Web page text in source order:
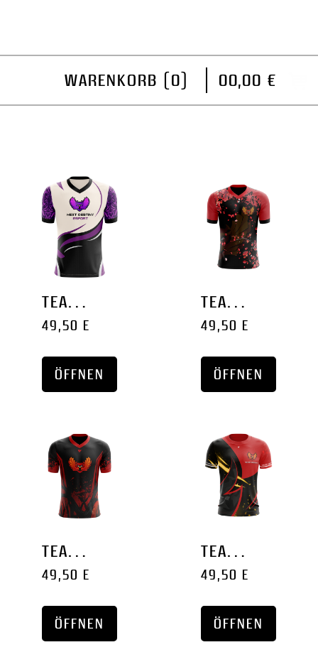
WARENKORB (0) 00,00 €
TEAM JERSEY '2026'
49,50 EURO
ÖFFNEN
TEAM JERSEY '2025'
49,50 EURO
ÖFFNEN
TEAM JERSEY '2024'
49,50 EURO
ÖFFNEN
TEAM JERSEY '2023'
49,50 EURO
ÖFFNEN